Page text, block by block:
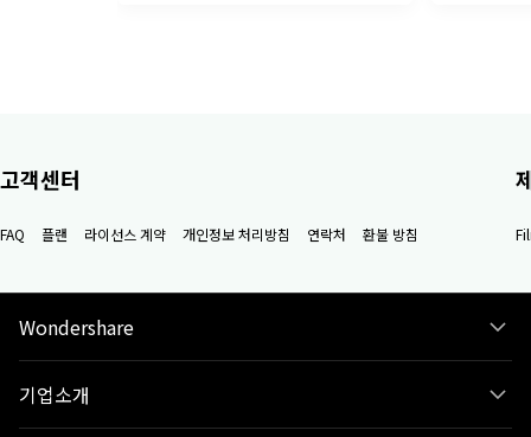
고객센터
FAQ 플랜 라이선스 계약 개인정보 처리방침 연락처 환불 방침
Wondershare
기업소개